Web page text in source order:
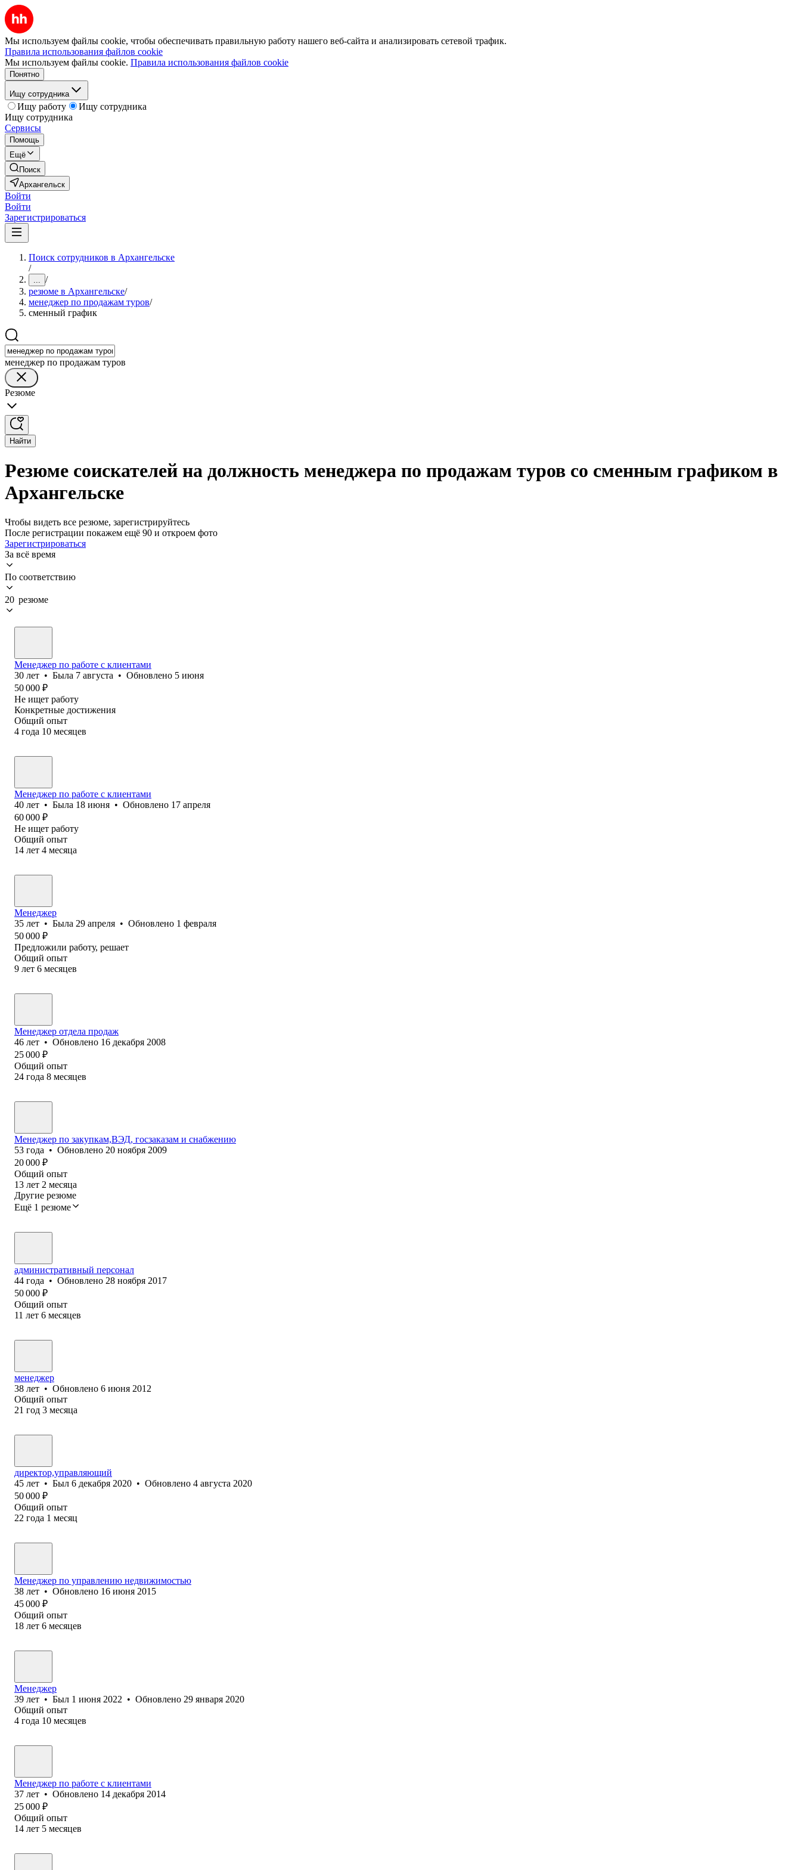
Мы используем файлы cookie, чтобы обеспечивать правильную работу нашего веб-сайта и анализировать сетевой трафик.
Правила использования файлов cookie
Мы используем файлы cookie. Правила использования файлов cookie
Понятно
Ищу сотрудника
Ищу работу
Ищу сотрудника
Ищу сотрудника
Сервисы
Помощь
Ещё
Поиск
Архангельск
Войти
Войти
Зарегистрироваться
Поиск сотрудников в Архангельске
/
... /
резюме в Архангельске/
менеджер по продажам туров/
сменный график
менеджер по продажам туров
Резюме
Найти
Резюме соискателей на должность менеджера по продажам туров со сменным графиком в
Архангельске
Чтобы видеть все резюме, зарегистрируйтесь
После регистрации покажем ещё 90 и откроем фото
Зарегистрироваться
За всё время
По соответствию
20 резюме
Менеджер по работе с клиентами
30 лет • Была 7 августа • Обновлено 5 июня
50 000 ₽
Не ищет работу
Конкретные достижения
Общий опыт
4 года 10 месяцев
Менеджер по работе с клиентами
40 лет • Была 18 июня • Обновлено 17 апреля
60 000 ₽
Не ищет работу
Общий опыт
14 лет 4 месяца
Менеджер
35 лет • Была 29 апреля • Обновлено 1 февраля
50 000 ₽
Предложили работу, решает
Общий опыт
9 лет 6 месяцев
Менеджер отдела продаж
46 лет • Обновлено 16 декабря 2008
25 000 ₽
Общий опыт
24 года 8 месяцев
Менеджер по закупкам,ВЭД, госзаказам и снабжению
53 года • Обновлено 20 ноября 2009
20 000 ₽
Общий опыт
13 лет 2 месяца
Другие резюме
Ещё 1 резюме
административный персонал
44 года • Обновлено 28 ноября 2017
50 000 ₽
Общий опыт
11 лет 6 месяцев
менеджер
38 лет • Обновлено 6 июня 2012
Общий опыт
21 год 3 месяца
директор,управляющий
45 лет • Был 6 декабря 2020 • Обновлено 4 августа 2020
50 000 ₽
Общий опыт
22 года 1 месяц
Менеджер по управлению недвижимостью
38 лет • Обновлено 16 июня 2015
45 000 ₽
Общий опыт
18 лет 6 месяцев
Менеджер
39 лет • Был 1 июня 2022 • Обновлено 29 января 2020
Общий опыт
4 года 10 месяцев
Менеджер по работе с клиентами
37 лет • Обновлено 14 декабря 2014
25 000 ₽
Общий опыт
14 лет 5 месяцев